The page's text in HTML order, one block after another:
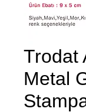
Trodat
Metal